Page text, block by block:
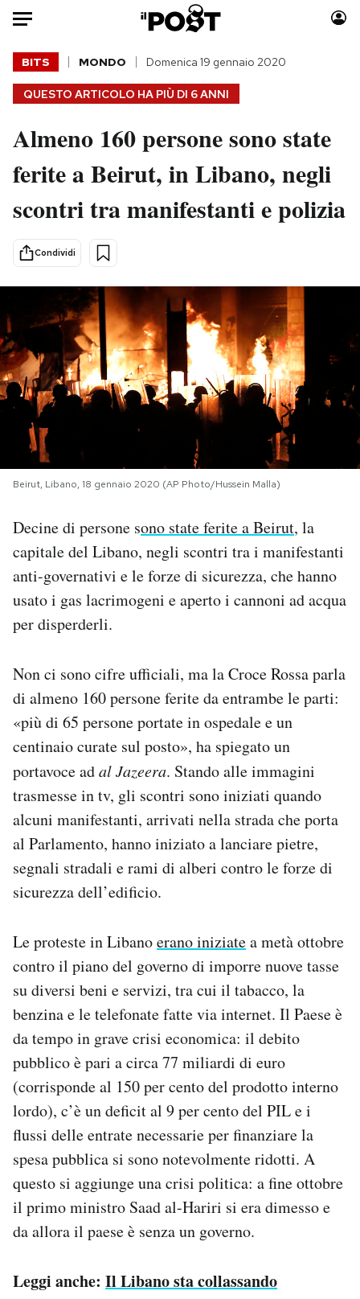
Auto
HOME
Italia
Politica
Tecnologia
Scienza
Economia
Sport
Moda
Consumismi
Storie/Idee
Altrecose
Mondiali calcio 2026
PODCAST
NEWSLETTER
SHOP
CALENDARIO
Area Personale
Notifiche mobile
Regala il Post
Hai bisogno di aiuto?
Esci
QUESTO ARTICOLO HA PIÙ DI 6 ANNI
BITS MONDO Domenica 19 gennaio 2020
Almeno 160 persone sono state
ferite a Beirut, in Libano, negli
scontri tra manifestanti e polizia
Condividi
Beirut, Libano, 18 gennaio 2020 (AP Photo/Hussein Malla)
Decine di persone sono state ferite a Beirut, la
capitale del Libano, negli scontri tra i manifestanti
anti-governativi e le forze di sicurezza, che hanno
usato i gas lacrimogeni e aperto i cannoni ad acqua
per disperderli.
Non ci sono cifre ufficiali, ma la Croce Rossa parla
di almeno 160 persone ferite da entrambe le parti:
«più di 65 persone portate in ospedale e un
centinaio curate sul posto», ha spiegato un
portavoce adal Jazeera. Stando alle immagini
trasmesse in tv, gli scontri sono iniziati quando
alcuni manifestanti, arrivati nella strada che porta
al Parlamento, hanno iniziato a lanciare pietre,
segnali stradali e rami di alberi contro le forze di
sicurezza dell’edificio.
Le proteste in Libanoerano iniziatea metà ottobre
contro il piano del governo di imporre nuove tasse
su diversi beni e servizi, tra cui il tabacco, la
benzina e le telefonate fatte via internet. Il Paese è
da tempo in grave crisi economica: il debito
pubblico è pari a circa 77 miliardi di euro
(corrisponde al 150 per cento del prodotto interno
lordo), c’è un deficit al 9 per cento del PIL e i
flussi delle entrate necessarie per finanziare la
spesa pubblica si sono notevolmente ridotti. A
questo si aggiunge una crisi politica: a fine ottobre
il primo ministro Saad al-Hariri si era dimesso e
da allora il paese è senza un governo.
Leggi anche: Il Libano sta collassando